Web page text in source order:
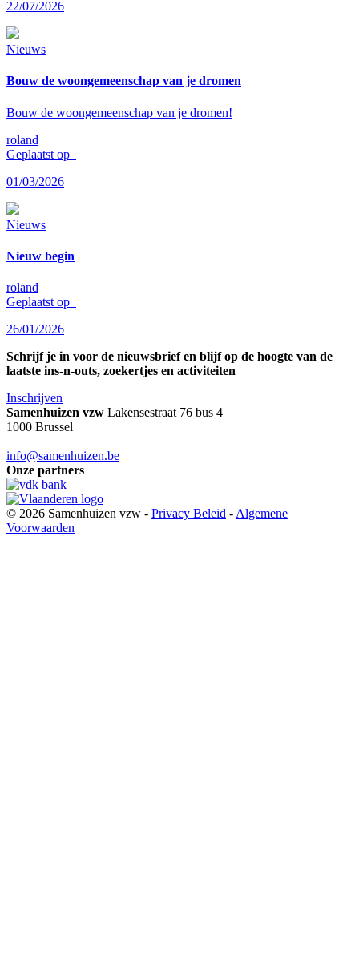
22/07/2026
Nieuws
Bouw de woongemeenschap van je dromen
Bouw de woongemeenschap van je dromen!
roland
Geplaatst op
01/03/2026
Nieuws
Nieuw begin
roland
Geplaatst op
26/01/2026
Schrijf je in voor de nieuwsbrief en blijf op de hoogte van de
laatste ins-n-outs, zoekertjes en activiteiten
Inschrijven
Samenhuizen vzw Lakensestraat 76 bus 4
1000 Brussel
info@samenhuizen.be
Onze partners
© 2026 Samenhuizen vzw - Privacy Beleid - Algemene
Voorwaarden